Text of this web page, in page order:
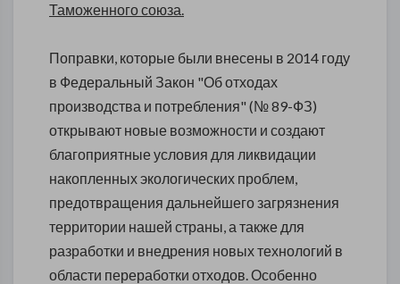
Таможенного союза.
Поправки, которые были внесены в 2014 году
в Федеральный Закон "Об отходах
производства и потребления" (№ 89-ФЗ)
открывают новые возможности и создают
благоприятные условия для ликвидации
накопленных экологических проблем,
предотвращения дальнейшего загрязнения
территории нашей страны, а также для
разработки и внедрения новых технологий в
области переработки отходов. Особенно